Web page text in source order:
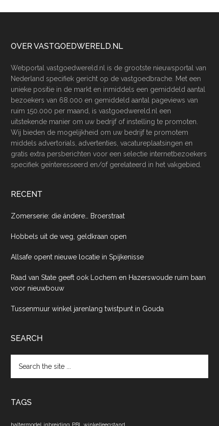
Footer
OVER VASTGOEDWERELD.NL
Webportal vastgoedwereld.nl is de grootste nieuwsportal van
Nederland specifiek gericht op de vastgoedbrache. Met een
unieke positie in de markt en inmiddels een gemiddeld aantal
bezoekers van 68.000 en gemiddeld aantal pageviews van
ruim 150.000 per maand, is vastgoedwereld.nl een
uitstekende manier om uw bedrijf of instelling te promoten.
Wij bieden de mogelijkheid om uw bedrijf te promotem
middels advertorials, advertenties, vacatureplaatsingen en
gratis extra persberichten voor een selectie internetbezoekers
specifiek geïnteresseerd en/of gerelateerd in het vakgebied.
RECENT
Zomerserie: die ándere… Broerstraat
Hobbels uit de weg, geldkraan open
Allsafe opent nieuwe locatie in Spijkenisse
Raad van State geeft ook Lochem en Hazerswoude ruim baan
voor nieuwbouw
Tussenmuur winkel jarenlang twistpunt in Gouda
SEARCH
the
TAGS
haltermodel inbreiding PBL winkelleegstand